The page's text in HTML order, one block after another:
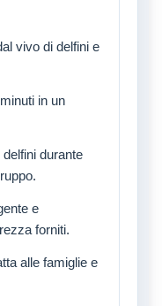
vivo di delfini e
in un
durante
e
forniti.
alle famiglie e